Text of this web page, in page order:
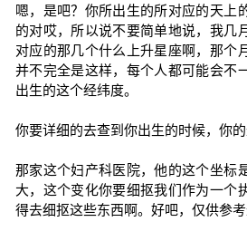
嗯，是吧？你所出生的所对应的天上
的对哎，所以说不要简单地说，我几
对应的那几个什么上升星座啊，那个
并不完全是这样，每个人都可能会不
出生的这个经纬度。
你要详细的去查到你出生的时候，你的
那家这个妇产科医院，他的这个坐标
大，这个变化你要细抠我们作为一个
得去细抠这些东西啊。好吧，仅供参考